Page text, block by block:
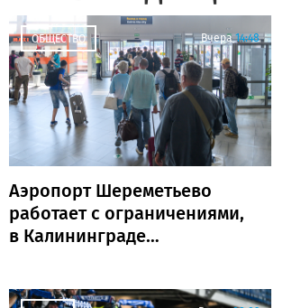
ОБЩЕСТВО Вчера 14:48
Аэропорт Шереметьево
работает с ограничениями,
в Калининграде